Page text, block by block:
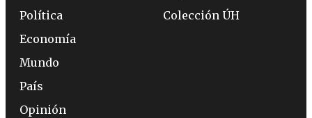
Política
Economía
Mundo
País
Opinión
Colección ÚH